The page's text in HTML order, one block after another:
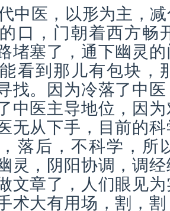
中医，以形为主，
口，门朝着西方畅
堵塞了，通下幽灵
看到那儿有包块，
找。因为冷落了中
中医主导地位，因
无从下手，目前的
落后，不科学，所
灵，阴阳协调，调
文章了，人们眼见
术大有用场，割，